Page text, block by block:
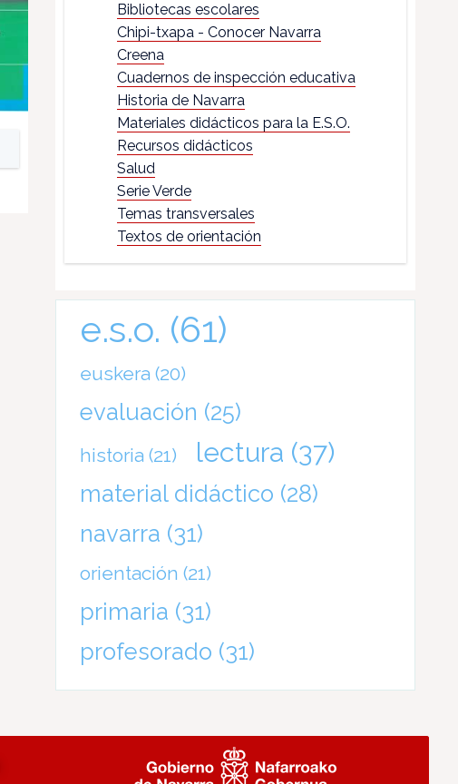
Bibliotecas escolares
Chipi-txapa - Conocer Navarra
Creena
Cuadernos de inspección educativa
Historia de Navarra
Materiales didácticos para la E.S.O.
Recursos didácticos
Salud
Serie Verde
Temas transversales
Textos de orientación
e.s.o. (61)
euskera (20)
evaluación (25)
historia (21) lectura (37)
material didáctico (28)
navarra (31)
orientación (21)
primaria (31)
profesorado (31)